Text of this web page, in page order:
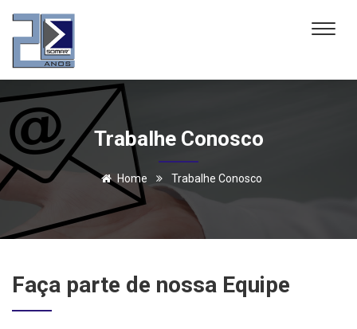
Trabalhe Conosco
Home Trabalhe Conosco
Faça parte de nossa Equipe